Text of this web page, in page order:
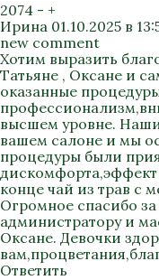
2074 - +
Ирина 01.10.2025 в
new comment
Хотим выразить
Татьяне , Оксане и
оказанные
высшем уровне.
вашем салоне и мы
процедуры были
конце чай из трав с
Огромное спасибо
администратору и
Оксане. Девочки
Ответить